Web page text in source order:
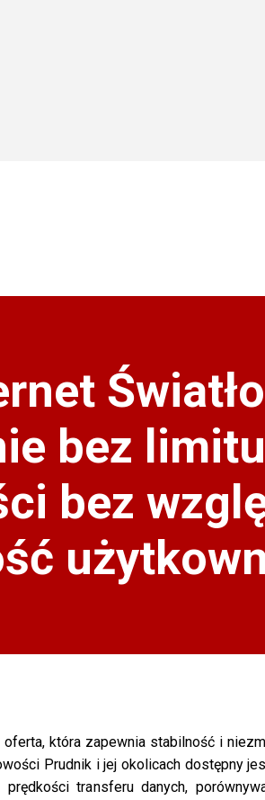
bez
bez
która zapewnia stabilność i
Prudnik i jej okolicach dostępny
transferu danych,